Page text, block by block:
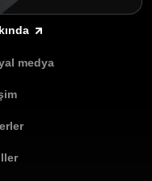
modu işlem
tahmin edin.
değişikliklerinden kazanç
bir yoludur. Gerçek
deneme yapın.
medya